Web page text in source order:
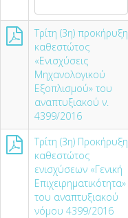
Τρίτη (3η) προκήρυξη
καθεστώτος
«Ενισχύσεις
Μηχανολογικού
Εξοπλισμού» του
αναπτυξιακού ν.
4399/2016
Τρίτη (3η) Προκήρυξη
καθεστώτος
ενισχύσεων «Γενική
Επιχειρηματικότητα»
του αναπτυξιακού
νόμου 4399/2016